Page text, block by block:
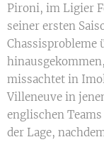
Pironi, im Ligier
seiner ersten
Chassisprobleme
missachtet in
Villeneuve in
englischen
der Lage,